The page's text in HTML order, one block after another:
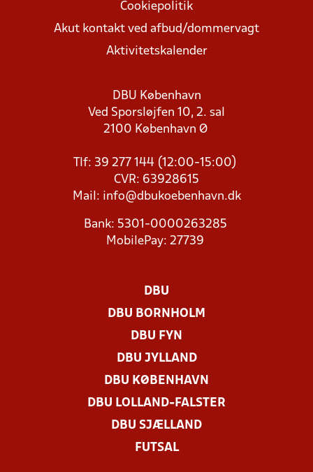
Cookiepolitik
Akut kontakt ved afbud/dommervagt
Aktivitetskalender
DBU København
Ved Sporsløjfen 10, 2. sal
2100 København Ø
Tlf: 39 277 144 (12:00-15:00)
CVR: 63928615
Mail: info@dbukoebenhavn.dk
Bank: 5301-0000263285
MobilePay: 27739
DBU
DBU BORNHOLM
DBU FYN
DBU JYLLAND
DBU KØBENHAVN
DBU LOLLAND-FALSTER
DBU SJÆLLAND
FUTSAL